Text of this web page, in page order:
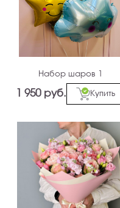
Набор шаров 1
1 950 руб. Купить